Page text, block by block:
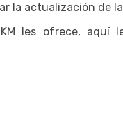
la actualización de
les ofrece,